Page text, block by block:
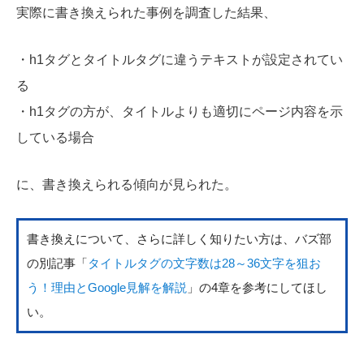
実際に書き換えられた事例を調査した結果、
・h1タグとタイトルタグに違うテキストが設定されてい
る
・h1タグの方が、タイトルよりも適切にページ内容を示
している場合
に、書き換えられる傾向が見られた。
書き換えについて、さらに詳しく知りたい方は、バズ部
の別記事「タイトルタグの文字数は28～36文字を狙お
う！理由とGoogle見解を解説 」の4章を参考にしてほし
い。